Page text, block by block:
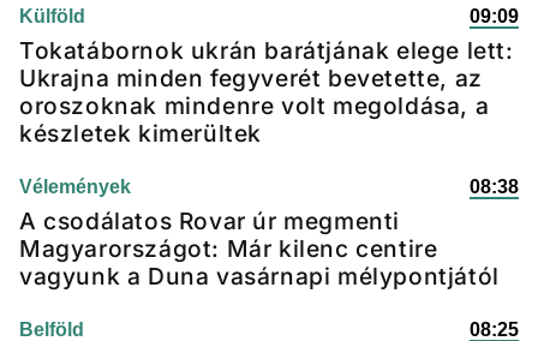
Külföld 09:09
Tokatábornok ukrán barátjának elege lett:
Ukrajna minden fegyverét bevetette, az
oroszoknak mindenre volt megoldása, a
készletek kimerültek
Vélemények 08:38
A csodálatos Rovar úr megmenti
Magyarországot: Már kilenc centire
vagyunk a Duna vasárnapi mélypontjától
Belföld 08:25